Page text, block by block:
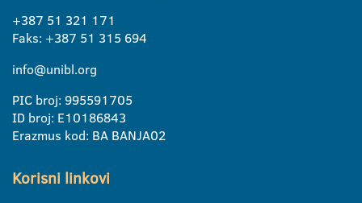
+387 51 321 171
Faks: +387 51 315 694
info@unibl.org
PIC broj: 995591705
ID broj: E10186843
Erazmus kod: BA BANJA02
Korisni linkovi